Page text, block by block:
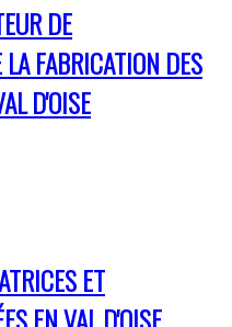
DE
FABRICATION DES
D'OISE
ET